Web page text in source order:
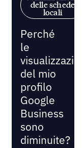
delle schede
locali
Perché
le
visualizzazioni
del mio
profilo
Google
Business
sono
diminuite?